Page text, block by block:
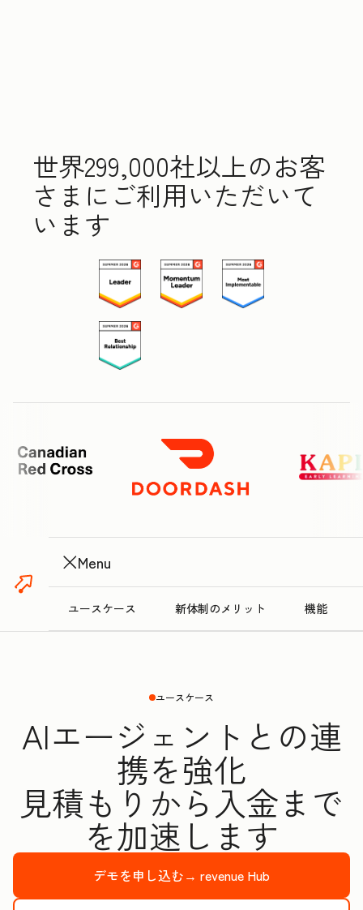
世界299,000社以上のお客
さまにご利用いただいて
います
Menu
ユースケース 新体制のメリット 機能
ユースケース
AIエージェントとの連
携を強化
見積もりから入金まで
を加速します
デモを申し込む→ revenue Hub